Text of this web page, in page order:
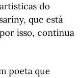
do
que está
isso, continua
poeta que